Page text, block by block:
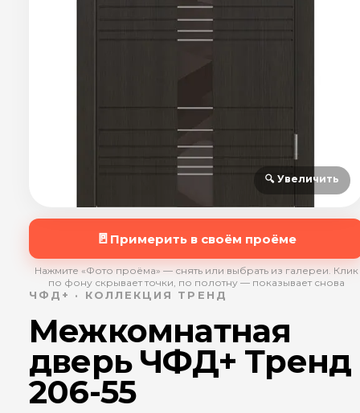
🔍 Увеличить
🚪 Примерить в своём проёме
Нажмите «Фото проёма» — снять или выбрать из галереи. Клик
по фону скрывает точки, по полотну — показывает снова
ЧФД+ · КОЛЛЕКЦИЯ ТРЕНД
Межкомнатная
дверь ЧФД+ Тренд
206-55